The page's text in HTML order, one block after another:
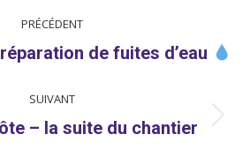
PRÉCÉDENT
Article
:
de fuites d’eau
SUIVANT
Article
– la suite du chantier